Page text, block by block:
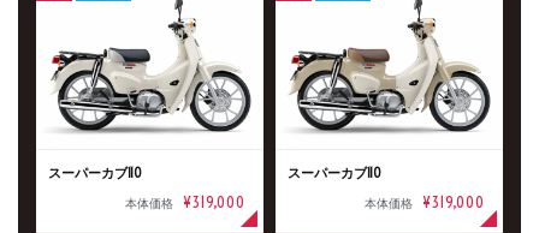
スーパーカブ110
本体価格 ¥319,000
スーパーカブ110
本体価格 ¥319,000